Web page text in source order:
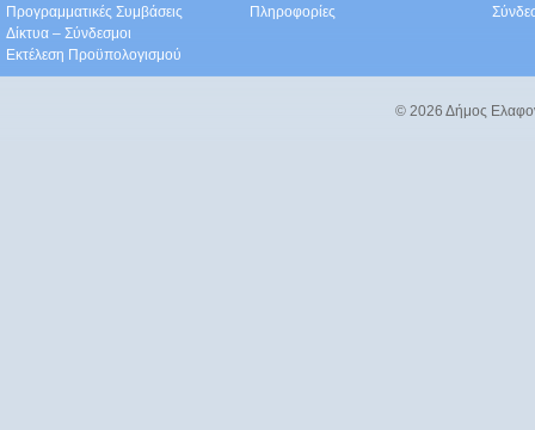
Προγραμματικές Συμβάσεις
Δίκτυα – Σύνδεσμοι
Εκτέλεση Προϋπολογισμού
Πληροφορίες
© 2026 Δήμος